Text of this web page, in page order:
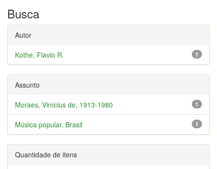
Busca
Autor
1
Kothe, Flavio R.
Assunto
1
Moraes, Vinícius de, 1913-1980
1
Música popular, Brasil
Quantidade de itens